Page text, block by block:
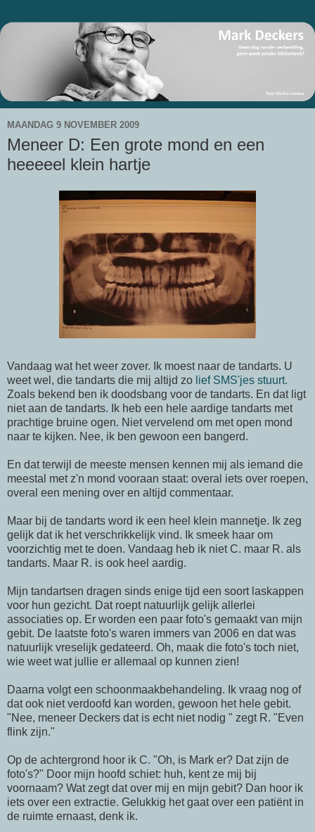
MAANDAG 9 NOVEMBER 2009
Meneer D: Een grote mond en een
heeeeel klein hartje
Vandaag wat het weer zover. Ik moest naar de tandarts. U
weet wel, die tandarts die mij altijd zo lief SMS'jes stuurt.
Zoals bekend ben ik doodsbang voor de tandarts. En dat ligt
niet aan de tandarts. Ik heb een hele aardige tandarts met
prachtige bruine ogen. Niet vervelend om met open mond
naar te kijken. Nee, ik ben gewoon een bangerd.
En dat terwijl de meeste mensen kennen mij als iemand die
meestal met z'n mond vooraan staat: overal iets over roepen,
overal een mening over en altijd commentaar.
Maar bij de tandarts word ik een heel klein mannetje. Ik zeg
gelijk dat ik het verschrikkelijk vind. Ik smeek haar om
voorzichtig met te doen. Vandaag heb ik niet C. maar R. als
tandarts. Maar R. is ook heel aardig.
Mijn tandartsen dragen sinds enige tijd een soort laskappen
voor hun gezicht. Dat roept natuurlijk gelijk allerlei
associaties op. Er worden een paar foto's gemaakt van mijn
gebit. De laatste foto's waren immers van 2006 en dat was
natuurlijk vreselijk gedateerd. Oh, maak die foto's toch niet,
wie weet wat jullie er allemaal op kunnen zien!
Daarna volgt een schoonmaakbehandeling. Ik vraag nog of
dat ook niet verdoofd kan worden, gewoon het hele gebit.
"Nee, meneer Deckers dat is echt niet nodig " zegt R. "Even
flink zijn."
Op de achtergrond hoor ik C. "Oh, is Mark er? Dat zijn de
foto's?" Door mijn hoofd schiet: huh, kent ze mij bij
voornaam? Wat zegt dat over mij en mijn gebit? Dan hoor ik
iets over een extractie. Gelukkig het gaat over een patiënt in
de ruimte ernaast, denk ik.